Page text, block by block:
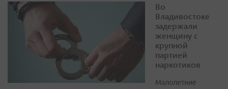
Во
Владивостоке
задержали
женщину с
крупной
партией
наркотиков
Малолетние